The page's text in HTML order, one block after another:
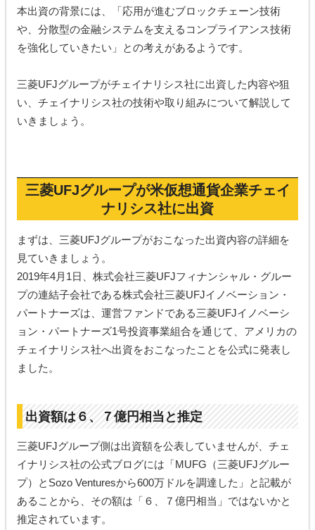
本出資の背景には、「応用が進むブロックチェーン技術
や、分散型の金融システムを支えるコンプライアンス技術
を強化していきたい」との考えがあるようです。
三菱UFJグループがチェイナリシス社に出資した内容や狙
い、チェイナリシス社の技術や取り組みについて解説して
いきましょう。
三菱UFJグループが米仮想通貨企業チェイ
ナリシス社に出資
まずは、三菱UFJグループがおこなった出資内容の詳細を
見ていきましょう。
2019年4月1日、株式会社三菱UFJフィナンシャル・グルー
プの連結子会社である株式会社三菱UFJイノベーション・
パートナーズは、運営ファンドである三菱UFJイノベーシ
ョン・パートナーズ1号投資事業組合を通じて、アメリカの
チェイナリシス社へ出資をおこなったことを公式に発表し
ました。
出資額は６、７億円相当と推定
三菱UFJグループ側は出資額を公表していませんが、チェ
イナリシス社の公式ブログには「MUFG（三菱UFJグルー
プ）とSozo Venturesから600万ドルを調達した」と記載が
あることから、その額は「６、７億円相当」ではないかと
推定されています。